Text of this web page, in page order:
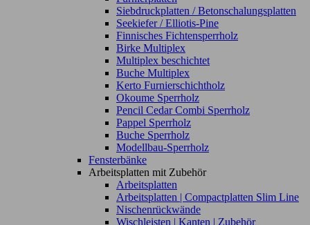
Siebdruckplatten / Betonschalungsplatten
Seekiefer / Elliotis-Pine
Finnisches Fichtensperrholz
Birke Multiplex
Multiplex beschichtet
Buche Multiplex
Kerto Furnierschichtholz
Okoume Sperrholz
Pencil Cedar Combi Sperrholz
Pappel Sperrholz
Buche Sperrholz
Modellbau-Sperrholz
Fensterbänke
Arbeitsplatten mit Zubehör
Arbeitsplatten
Arbeitsplatten | Compactplatten Slim Line
Nischenrückwände
Wischleisten | Kanten | Zubehör